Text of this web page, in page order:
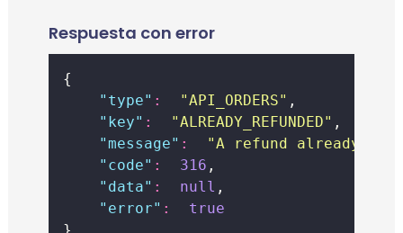
Respuesta con error
{
" type" : "API_ORDERS" ,
" key" : "ALREADY_REFUNDED" ,
"message" : "A refund already
" code" : 316 ,
" data" : null ,
" error" :
true